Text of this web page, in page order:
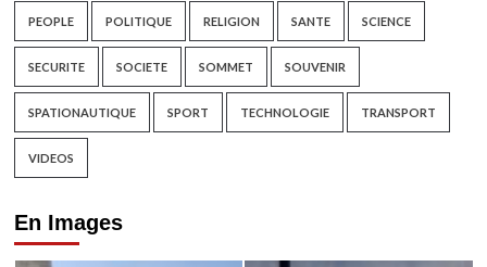
PEOPLE POLITIQUE RELIGION SANTE SCIENCE
SECURITE SOCIETE SOMMET SOUVENIR
SPATIONAUTIQUE SPORT TECHNOLOGIE TRANSPORT
VIDEOS
En Images